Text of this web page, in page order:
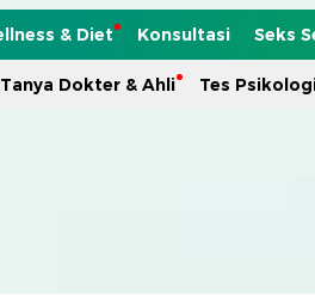
& Diet Konsultasi Seks
Tanya Dokter & Ahli Tes